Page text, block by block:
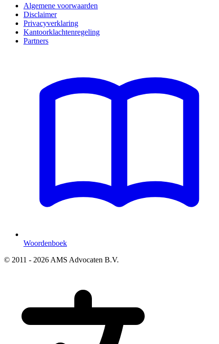
Algemene voorwaarden
Disclaimer
Privacyverklaring
Kantoorklachtenregeling
Partners
Woordenboek
© 2011 - 2026 AMS Advocaten B.V.